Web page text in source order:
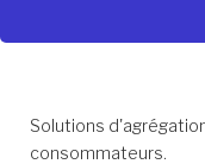
Solutions
consommateurs.